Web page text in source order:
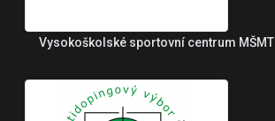
Vysokoškolské sportovní centrum MŠMT